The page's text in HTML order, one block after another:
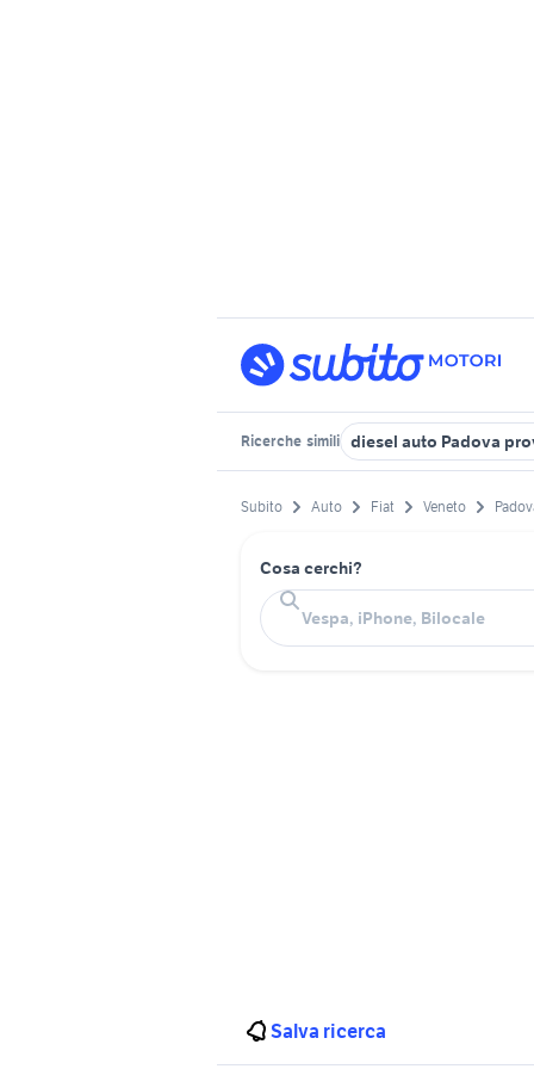
Ricerche simili diesel auto Padova
Subito Auto Fiat Veneto
Cosa cerchi?
Salva ricerca